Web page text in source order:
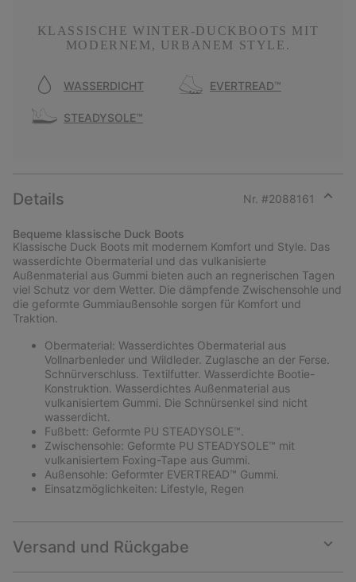
KLASSISCHE WINTER-DUCKBOOTS MIT
MODERNEM, URBANEM STYLE.
WASSERDICHT EVERTREAD™
STEADYSOLE™
Details Nr. #2088161
section
Bequeme klassische Duck Boots
Klassische Duck Boots mit modernem Komfort und Style. Das
wasserdichte Obermaterial und das vulkanisierte
Außenmaterial aus Gummi bieten auch an regnerischen Tagen
viel Schutz vor dem Wetter. Die dämpfende Zwischensohle und
die geformte Gummiaußensohle sorgen für Komfort und
Traktion.
Obermaterial: Wasserdichtes Obermaterial aus
Vollnarbenleder und Wildleder. Zuglasche an der Ferse.
Schnürverschluss. Textilfutter. Wasserdichte Bootie-
Konstruktion. Wasserdichtes Außenmaterial aus
vulkanisiertem Gummi. Die Schnürsenkel sind nicht
wasserdicht.
Fußbett: Geformte PU STEADYSOLE™.
Zwischensohle: Geformte PU STEADYSOLE™ mit
vulkanisiertem Foxing-Tape aus Gummi.
Außensohle: Geformter EVERTREAD™ Gummi.
Einsatzmöglichkeiten: Lifestyle, Regen
Versand und Rückgabe
or